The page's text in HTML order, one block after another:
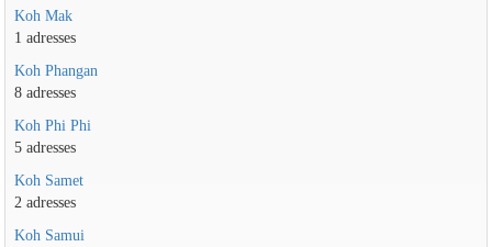
Koh Mak
1 adresses
Koh Phangan
8 adresses
Koh Phi Phi
5 adresses
Koh Samet
2 adresses
Koh Samui